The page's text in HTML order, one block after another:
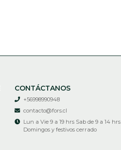
CONTÁCTANOS
+56998990948
contacto@fors.cl
Lun a Vie 9 a 19 hrs Sab de 9 a 14 hrs
Domingos y festivos cerrado